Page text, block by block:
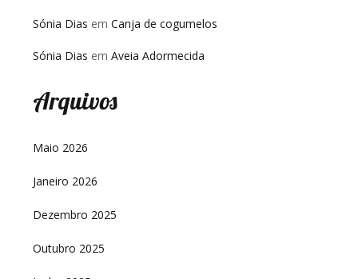
Sónia Dias em Canja de cogumelos
Sónia Dias em Aveia Adormecida
Arquivos
Maio 2026
Janeiro 2026
Dezembro 2025
Outubro 2025